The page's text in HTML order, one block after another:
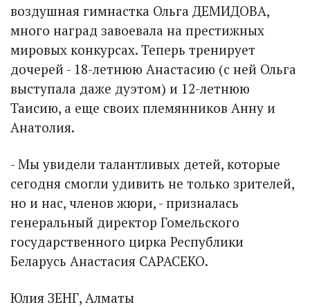
воздушная гимнастка Ольга ДЕМИДОВА,
много наград завоевала на престижных
мировых конкурсах. Теперь тренирует
дочерей - 18-летнюю Анастасию (с ней Ольга
выступала даже дуэтом) и 12-летнюю
Таисию, а еще своих племянников Анну и
Анатолия.
- Мы увидели талантливых детей, которые
сегодня смогли удивить не только зрителей,
но и нас, членов жюри, - призналась
генеральный директор Гомельского
государственного цирка Респуб­лики
Беларусь Анастасия САРАСЕКО.
Юлия ЗЕНГ, Алматы